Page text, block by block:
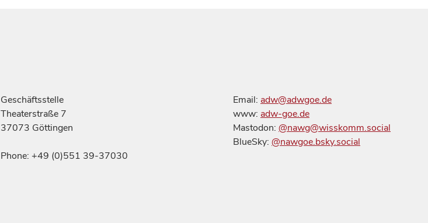
Geschäftsstelle
Theaterstraße 7
37073 Göttingen
Phone: +49 (0)551 39-37030
Email: adw@adwgoe.de
www: adw-goe.de
Mastodon: @nawg@wisskomm.social
BlueSky: @nawgoe.bsky.social